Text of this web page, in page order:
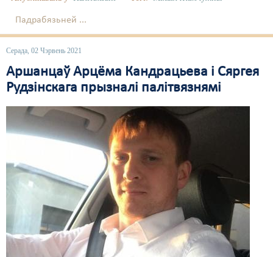
Падрабязьней ...
Серада, 02 Чэрвень 2021
Аршанцаў Арцёма Кандрацьева і Сяргея
Рудзінскага прызналі палітвязнямі